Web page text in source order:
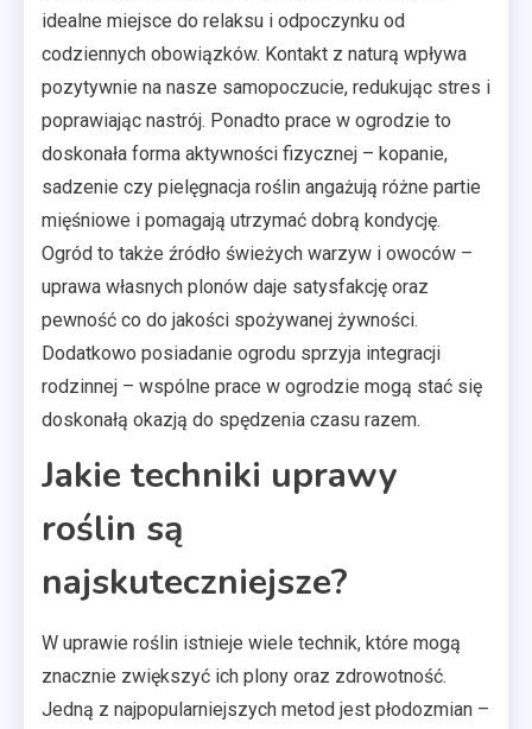
idealne miejsce do relaksu i odpoczynku od
codziennych obowiązków. Kontakt z naturą wpływa
pozytywnie na nasze samopoczucie, redukując stres i
poprawiając nastrój. Ponadto prace w ogrodzie to
doskonała forma aktywności fizycznej – kopanie,
sadzenie czy pielęgnacja roślin angażują różne partie
mięśniowe i pomagają utrzymać dobrą kondycję.
Ogród to także źródło świeżych warzyw i owoców –
uprawa własnych plonów daje satysfakcję oraz
pewność co do jakości spożywanej żywności.
Dodatkowo posiadanie ogrodu sprzyja integracji
rodzinnej – wspólne prace w ogrodzie mogą stać się
doskonałą okazją do spędzenia czasu razem.
Jakie techniki uprawy
roślin są
najskuteczniejsze?
W uprawie roślin istnieje wiele technik, które mogą
znacznie zwiększyć ich plony oraz zdrowotność.
Jedną z najpopularniejszych metod jest płodozmian –